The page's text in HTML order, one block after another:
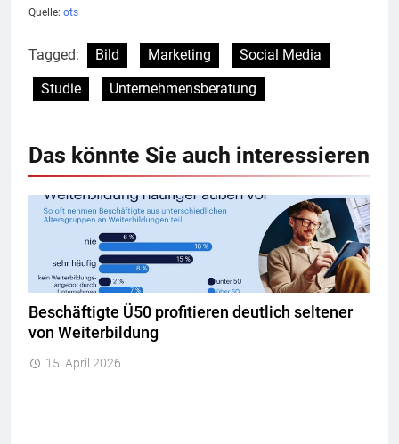
Quelle: ots
Tagged: Bild Marketing
Social Media
Studie
Unternehmensberatung
Das könnte Sie auch interessieren
Beschäftigte Ü50 profitieren deutlich seltener
von Weiterbildung
15. April 2026